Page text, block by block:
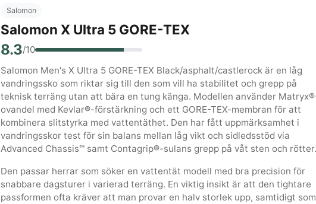
Salomon
Salomon X Ultra 5 GORE-TEX
8.3/10
Salomon Men's X Ultra 5 GORE-TEX Black/asphalt/castlerock är en låg
vandringssko som riktar sig till den som vill ha stabilitet och grepp på
teknisk terräng utan att bära en tung känga. Modellen använder
ovandel med Kevlar®-förstärkning och ett GORE-TEX-membran för att
kombinera slitstyrka med vattentäthet. Den har fått uppmärksamhet i
vandringsskor test för sin balans mellan låg vikt och sidledsstöd via
Advanced Chassis™ samt Contagrip®-sulans grepp på våt sten och rötter.
Den passar herrar som söker en vattentät modell med bra precision för
snabbare dagsturer i varierad terräng. En viktig insikt är att den tightare
passformen ofta kräver att man provar en halv storlek upp, samtidigt som